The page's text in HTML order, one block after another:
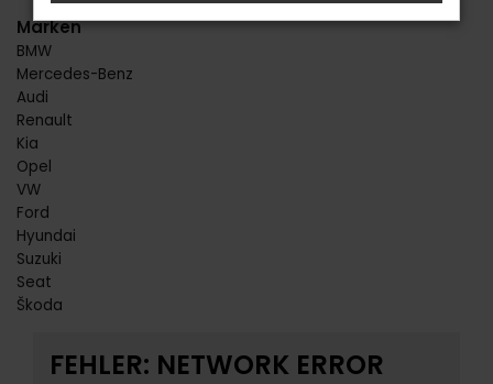
Marken
BMW
Mercedes-Benz
Audi
Renault
Kia
Opel
VW
Ford
Hyundai
Suzuki
Seat
Škoda
FEHLER: NETWORK ERROR